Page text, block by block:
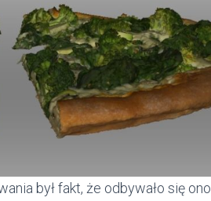
był fakt, że odbywało się ono